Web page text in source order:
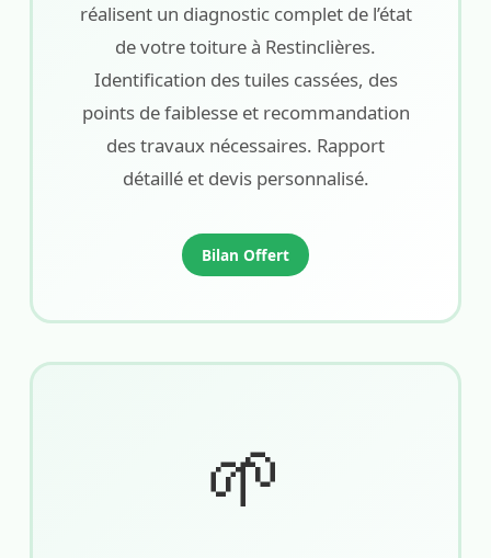
réalisent un diagnostic complet de l’état
de votre toiture à Restinclières.
Identification des tuiles cassées, des
points de faiblesse et recommandation
des travaux nécessaires. Rapport
détaillé et devis personnalisé.
Bilan Offert
🌱